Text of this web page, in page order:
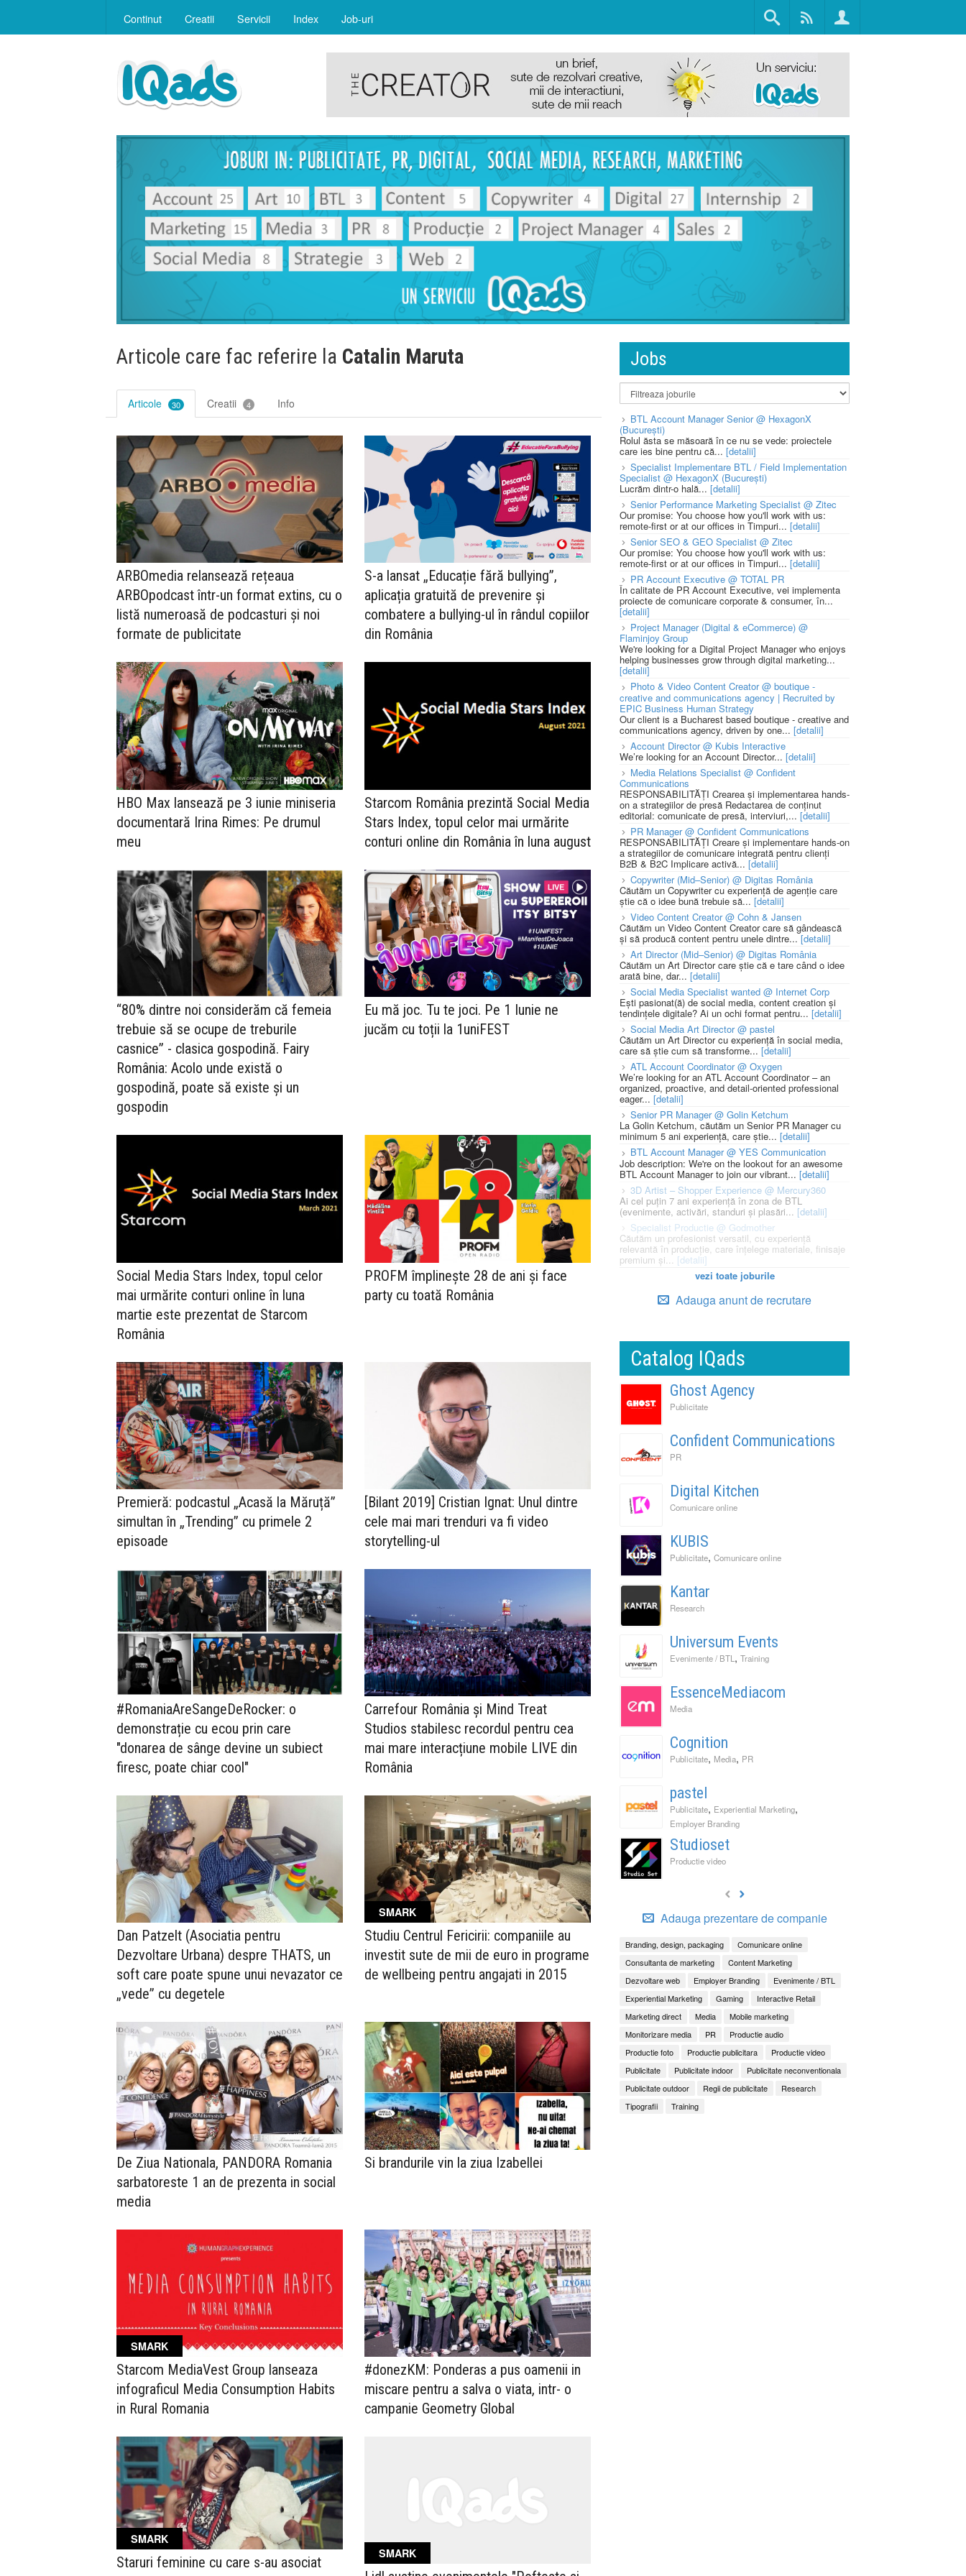
Continut Creatii Servicii Index Job-uri
Articole care fac referire la Catalin Maruta
Articole 30 Creatii 4 Info
ARBOmedia relansează rețeaua
ARBOpodcast într-un format extins, cu o
listă numeroasă de podcasturi și noi
formate de publicitate
S-a lansat „Educație fără bullying”,
aplicația gratuită de prevenire și
combatere a bullying-ul în rândul copiilor
din România
HBO Max lansează pe 3 iunie miniseria
documentară Irina Rimes: Pe drumul
meu
Starcom România prezintă Social Media
Stars Index, topul celor mai urmărite
conturi online din România în luna august
“80% dintre noi considerăm că femeia
trebuie să se ocupe de treburile
casnice” - clasica gospodină. Fairy
România: Acolo unde există o
gospodină, poate să existe și un
gospodin
Eu mă joc. Tu te joci. Pe 1 Iunie ne
jucăm cu toții la 1uniFEST
Social Media Stars Index, topul celor
mai urmărite conturi online în luna
martie este prezentat de Starcom
România
PROFM împlinește 28 de ani și face
party cu toată România
Premieră: podcastul „Acasă la Măruță”
simultan în „Trending” cu primele 2
episoade
[Bilant 2019] Cristian Ignat: Unul dintre
cele mai mari trenduri va fi video
storytelling-ul
#RomaniaAreSangeDeRocker: o
demonstrație cu ecou prin care
"donarea de sânge devine un subiect
firesc, poate chiar cool"
Carrefour România și Mind Treat
Studios stabilesc recordul pentru cea
mai mare interacțiune mobile LIVE din
România
Dan Patzelt (Asociatia pentru
Dezvoltare Urbana) despre THATS, un
soft care poate spune unui nevazator ce
„vede” cu degetele
SMARK
Studiu Centrul Fericirii: companiile au
investit sute de mii de euro in programe
de wellbeing pentru angajati in 2015
De Ziua Nationala, PANDORA Romania
sarbatoreste 1 an de prezenta in social
media
Si brandurile vin la ziua Izabellei
SMARK
Starcom MediaVest Group lanseaza
infograficul Media Consumption Habits
in Rural Romania
#donezKM: Ponderas a pus oamenii in
miscare pentru a salva o viata, intr- o
campanie Geometry Global
SMARK
Staruri feminine cu care s-au asociat
SMARK
Jobs
BTL Account Manager Senior @ HexagonX
(București)
Rolul ăsta se măsoară în ce nu se vede: proiectele
care ies bine pentru că... [detalii]
Specialist Implementare BTL / Field Implementation
Specialist @ HexagonX (București)
Lucrăm dintr-o hală... [detalii]
Senior Performance Marketing Specialist @ Zitec
Our promise: You choose how you'll work with us:
remote-first or at our offices in Timpuri... [detalii]
Senior SEO & GEO Specialist @ Zitec
Our promise: You choose how you'll work with us:
remote-first or at our offices in Timpuri... [detalii]
PR Account Executive @ TOTAL PR
În calitate de PR Account Executive, vei implementa
proiecte de comunicare corporate & consumer, în...
[detalii]
Project Manager (Digital & eCommerce) @
Flaminjoy Group
We're looking for a Digital Project Manager who enjoys
helping businesses grow through digital marketing...
[detalii]
Photo & Video Content Creator @ boutique -
creative and communications agency | Recruited by
EPIC Business Human Strategy
Our client is a Bucharest based boutique - creative and
communications agency, driven by one... [detalii]
Account Director @ Kubis Interactive
We’re looking for an Account Director... [detalii]
Media Relations Specialist @ Confident
Communications
RESPONSABILITĂȚI Crearea și implementarea hands-
on a strategiilor de presă Redactarea de conținut
editorial: comunicate de presă, interviuri,... [detalii]
PR Manager @ Confident Communications
RESPONSABILITĂȚI Creare și implementare hands-on
a strategiilor de comunicare integrată pentru clienți
B2B & B2C Implicare activă... [detalii]
Copywriter (Mid–Senior) @ Digitas România
Căutăm un Copywriter cu experiență de agenție care
știe că o idee bună trebuie să... [detalii]
Video Content Creator @ Cohn & Jansen
Căutăm un Video Content Creator care să gândească
și să producă content pentru unele dintre...[detalii]
Art Director (Mid–Senior) @ Digitas România
Căutăm un Art Director care știe că e tare când o idee
arată bine, dar... [detalii]
Social Media Specialist wanted @ Internet Corp
Ești pasionat(ă) de social media, content creation și
tendințele digitale? Ai un ochi format pentru... [detalii]
Social Media Art Director @ pastel
Căutăm un Art Director cu experiență în social media,
care să știe cum să transforme... [detalii]
ATL Account Coordinator @ Oxygen
We’re looking for an ATL Account Coordinator – an
organized, proactive, and detail-oriented professional
eager... [detalii]
Senior PR Manager @ Golin Ketchum
La Golin Ketchum, căutăm un Senior PR Manager cu
minimum 5 ani experiență, care știe... [detalii]
BTL Account Manager @ YES Communication
Job description: We're on the lookout for an awesome
BTL Account Manager to join our vibrant... [detalii]
3D Artist – Shopper Experience @ Mercury360
Ai cel puțin 7 ani experiență în zona de BTL
(evenimente, activări, standuri și plasări... [detalii]
Specialist Productie @ Godmother
Căutăm un profesionist versatil, cu experiență
relevantă în producție, care înțelege materiale, finisaje
premium și... [detalii]
vezi toate joburile
Adauga anunt de recrutare
Catalog IQads
Ghost Agency
Publicitate
Confident Communications
PR
Digital Kitchen
Comunicare online
KUBIS
Publicitate, Comunicare online
Kantar
Research
Universum Events
Evenimente / BTL , Training
EssenceMediacom
Media
Cognition
Publicitate, Media, PR
pastel
Publicitate, Experiential Marketing,
Employer Branding
Studioset
Productie video
Adauga prezentare de companie
Branding, design, packaging
Comunicare online
Consultanta de marketing
Content Marketing
Dezvoltare web
Employer Branding
Evenimente / BTL
Experiential Marketing
Gaming
Interactive Retail
Marketing direct
Media
Mobile marketing
Monitorizare media
PR
Productie audio
Productie foto
Productie publicitara
Productie video
Publicitate
Publicitate indoor
Publicitate neconventionala
Publicitate outdoor
Regii de publicitate
Research
Tipografii
Training